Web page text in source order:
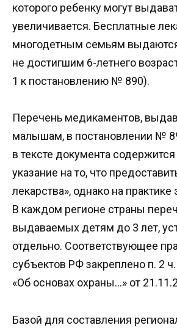
которого ребенку могут
увеличивается. Бесплатные
многодетным семьям
не достигшим 6-летнего
1 к постановлению № 890).
Перечень медикаментов,
малышам, в постановлении №
в тексте документа
указание на то, что
лекарства», однако на практике
В каждом регионе страны
выдаваемых детям до 3 лет,
отдельно. Соответствующее
субъектов РФ закреплено п. 2 ч.
«Об основах охраны…» от
Базой для составления